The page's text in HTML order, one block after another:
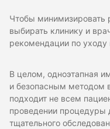
Чтобы минимизировать
выбирать клинику и
рекомендации по
В целом, одноэтапная
и безопасным методом
подходит не всем
проведении процедуры
тщательного